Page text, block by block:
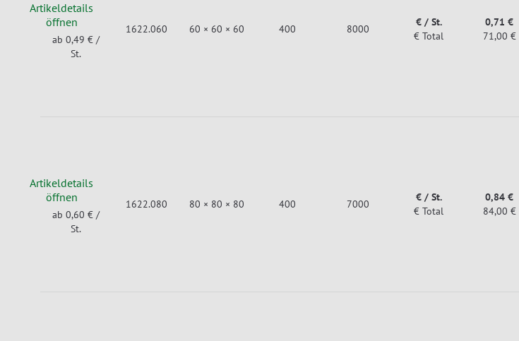
Artikeldetails
öffnen
ab 0,49 € /
St.
1622.060 60 × 60 × 60 400 8000
€ / St.
€ Total
0,71 €
71,00 €
Artikeldetails
öffnen
ab 0,60 € /
St.
1622.080 80 × 80 × 80 400 7000
€ / St.
€ Total
0,84 €
84,00 €